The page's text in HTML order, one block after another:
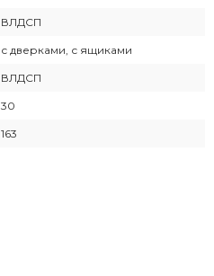
ВЛДСП
с дверками, с ящиками
ВЛДСП
30
163